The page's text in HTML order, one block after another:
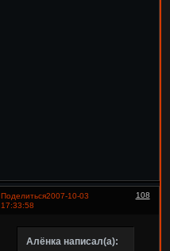
Поделиться 108
2007-10-03
17:33:58
Алёнка написал(а):